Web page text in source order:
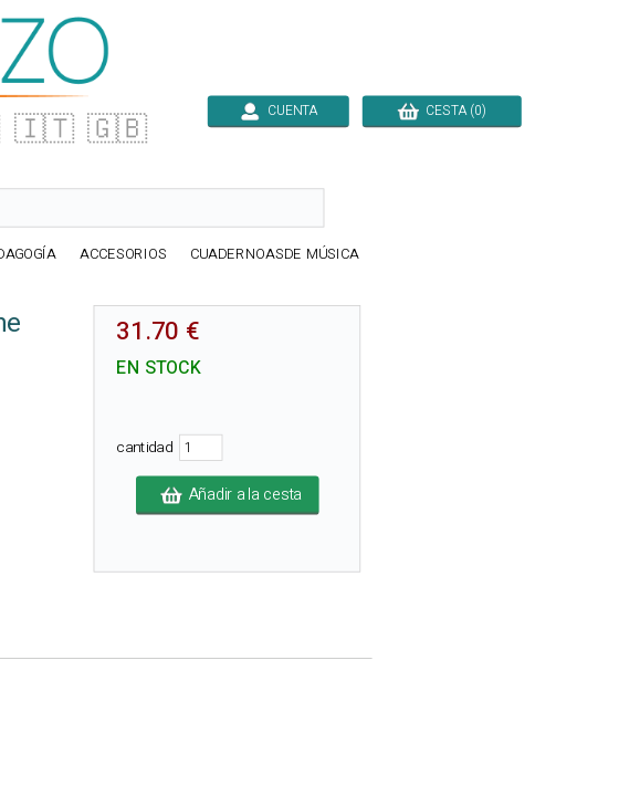
🇮🇹 🇬🇧 CUENTA CESTA (0)
ACCESORIOS CUADERNOASDE MÚSICA
31.70 €
EN STOCK
cantidad
Añadir a la cesta